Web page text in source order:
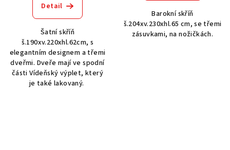
Detail
Šatní skříň
š.190xv.220xhl.62cm, s
elegantním designem a třemi
dveřmi. Dveře mají ve spodní
části Vídeňský výplet, který
je také lakovaný.
Barokní skříň
š.204xv.230xhl.65 cm, se třemi
zásuvkami, na nožičkách.